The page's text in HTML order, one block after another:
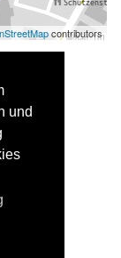
contributors
und